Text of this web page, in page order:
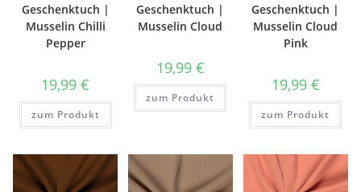
Geschenktuch |
Musselin Chilli
Pepper
19,99€
zum Produkt
Geschenktuch |
Musselin Cloud
19,99 €
zum Produkt
Geschenktuch |
Musselin Cloud
Pink
19,99 €
zum Produkt